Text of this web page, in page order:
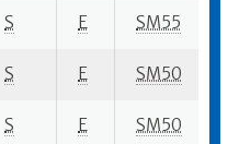
S E SM55
S E SM50
S E SM50